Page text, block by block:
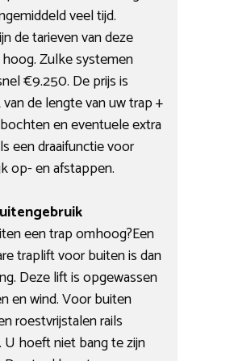
veel tijd.
de tarieven van deze
Zulke systemen
€9.250. De prijs is
de lengte van uw trap +
en eventuele extra
een draaifunctie voor
op- en afstappen.
een trap omhoog?Een
traplift voor buiten is dan
Deze lift is opgewassen
en wind. Voor buiten
roestvrijstalen rails
hoeft niet bang te zijn